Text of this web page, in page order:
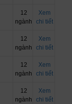
12
ngành
Xem
chi tiết
12
ngành
Xem
chi tiết
12
ngành
Xem
chi tiết
12
ngành
Xem
chi tiết